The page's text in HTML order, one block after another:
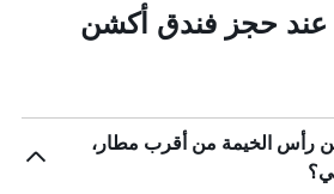
عند حجز فندق أكشن
رأس الخيمة من أقرب مطار،